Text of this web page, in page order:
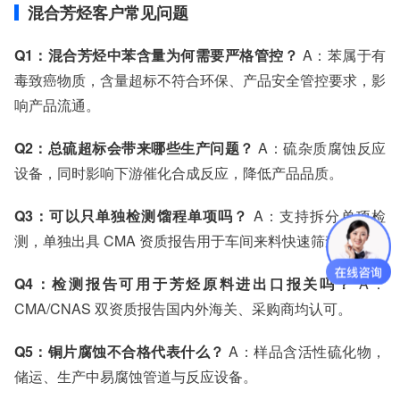
混合芳烃客户常见问题
Q1：混合芳烃中苯含量为何需要严格管控？ A：苯属于有
毒致癌物质，含量超标不符合环保、产品安全管控要求，影
响产品流通。
Q2：总硫超标会带来哪些生产问题？ A：硫杂质腐蚀反应
设备，同时影响下游催化合成反应，降低产品品质。
Q3：可以只单独检测馏程单项吗？ A：支持拆分单项检
测，单独出具 CMA 资质报告用于车间来料快速筛查。
Q4：检测报告可用于芳烃原料进出口报关吗？A：
CMA/CNAS 双资质报告国内外海关、采购商均认可。
Q5：铜片腐蚀不合格代表什么？ A：样品含活性硫化物，
储运、生产中易腐蚀管道与反应设备。